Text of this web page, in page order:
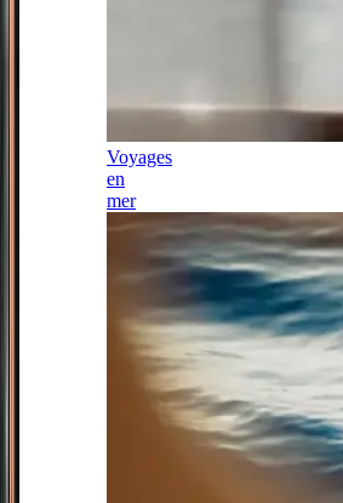
Voyages
en
mer